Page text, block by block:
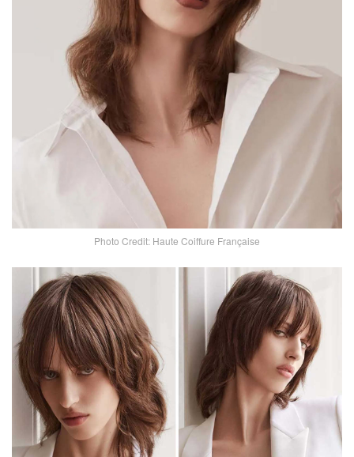
Photo Credit: Haute Coiffure Française